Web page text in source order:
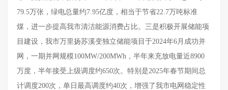
79.5万张，绿电总量约7.95亿度，相当于节省22.7万吨标准
煤，进一步提高我市清洁能源消费占比。三是积极开展储能项
目建设，我市万里扬苏溪变独立储能项目于2024年6月成功并
网，一期并网规模100MW/200MWh，半年来充放电量近8900
万度，半年接受上级调度约650次。特别是2025年春节期间总
计调度200次，单日最高调度约40次，增强了我市电网稳定性